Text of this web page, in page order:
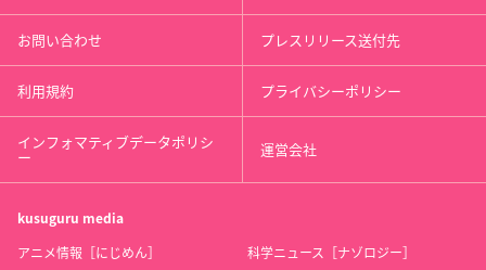
お問い合わせ プレスリリース送付先
利用規約 プライバシーポリシー
インフォマティブデータポリシ
ー 運営会社
kusuguru media
アニメ情報［にじめん］
科学ニュース［ナゾロジー］